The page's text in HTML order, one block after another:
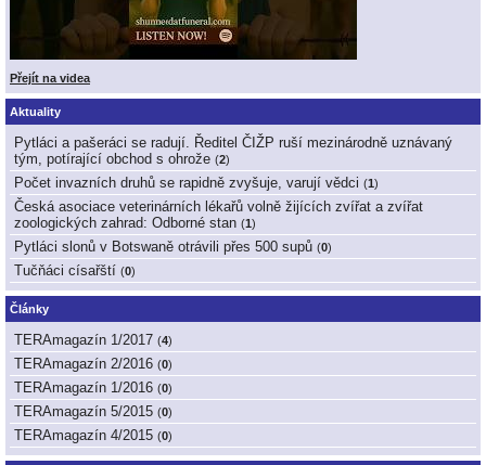
Přejít na videa
Aktuality
Pytláci a pašeráci se radují. Ředitel ČIŽP ruší mezinárodně uznávaný
tým, potírající obchod s ohrože (2)
Počet invazních druhů se rapidně zvyšuje, varují vědci (1)
Česká asociace veterinárních lékařů volně žijících zvířat a zvířat
zoologických zahrad: Odborné stan (1)
Pytláci slonů v Botswaně otrávili přes 500 supů (0)
Tučňáci císařští (0)
Články
TERAmagazín 1/2017 (4)
TERAmagazín 2/2016 (0)
TERAmagazín 1/2016 (0)
TERAmagazín 5/2015 (0)
TERAmagazín 4/2015 (0)